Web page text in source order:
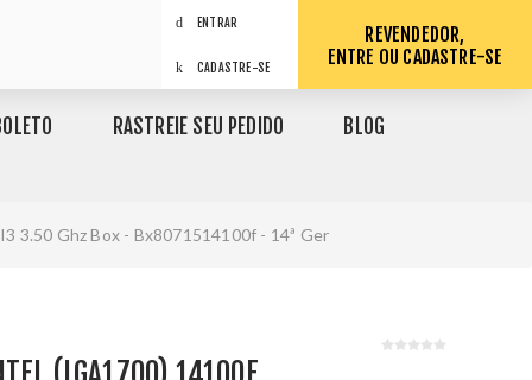
ENTRAR
CADASTRE-SE
REVENDEDOR,
ENTRE OU CADASTRE-SE
RASTREIE SEU PEDIDO BLOG
3.50 Ghz Box - Bx8071514100f - 14ª Ger